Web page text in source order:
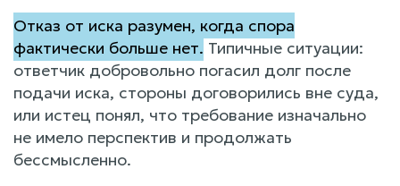
Отказ от иска разумен, когда спора
фактически больше нет. Типичные ситуации:
ответчик добровольно погасил долг после
подачи иска, стороны договорились вне суда,
или истец понял, что требование изначально
не имело перспектив и продолжать
бессмысленно.